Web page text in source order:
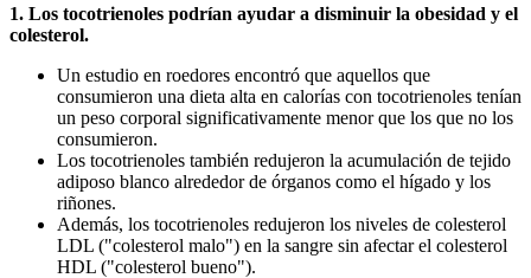
1. Los tocotrienoles podrían ayudar a disminuir la obesidad y el
colesterol.
Un estudio en roedores encontró que aquellos que
consumieron una dieta alta en calorías con tocotrienoles tenían
un peso corporal significativamente menor que los que no los
consumieron.
Los tocotrienoles también redujeron la acumulación de tejido
adiposo blanco alrededor de órganos como el hígado y los
riñones.
Además, los tocotrienoles redujeron los niveles de colesterol
LDL ("colesterol malo") en la sangre sin afectar el colesterol
HDL ("colesterol bueno").